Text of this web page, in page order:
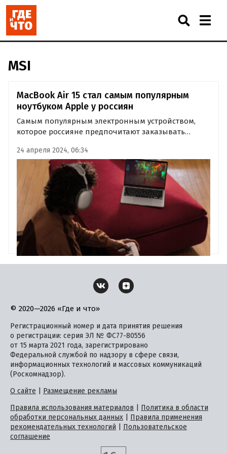
MSI
MacBook Air 15 стал самым популярным
ноутбуком Apple у россиян
Самым популярным электронным устройством,
которое россияне предпочитают заказывать
MacBook Air 15 от Apple. Об этом свидетельствуют
данные исследования CDEK.Shopping.
24 апреля 2024, 06:34
© 2020—2026 «Где и что»
Регистрационный номер и дата принятия решения
о регистрации: серия ЭЛ № ФС77-80556
от 15 марта 2021 года, зарегистрировано
Федеральной службой по надзору в сфере связи,
информационных технологий и массовых коммуникаций
(Роскомнадзор).
О сайте
Размещение рекламы
Правила использования материалов
Политика в области
обработки персональных данных
Правила применения
рекомендательных технологий
Пользовательское
соглашение